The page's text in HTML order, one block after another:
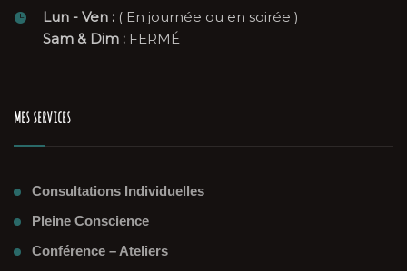
Lun - Ven : ( En journée ou en soirée )
Sam & Dim : FERMÉ
Mes services
Consultations Individuelles
Pleine Conscience
Conférence – Ateliers